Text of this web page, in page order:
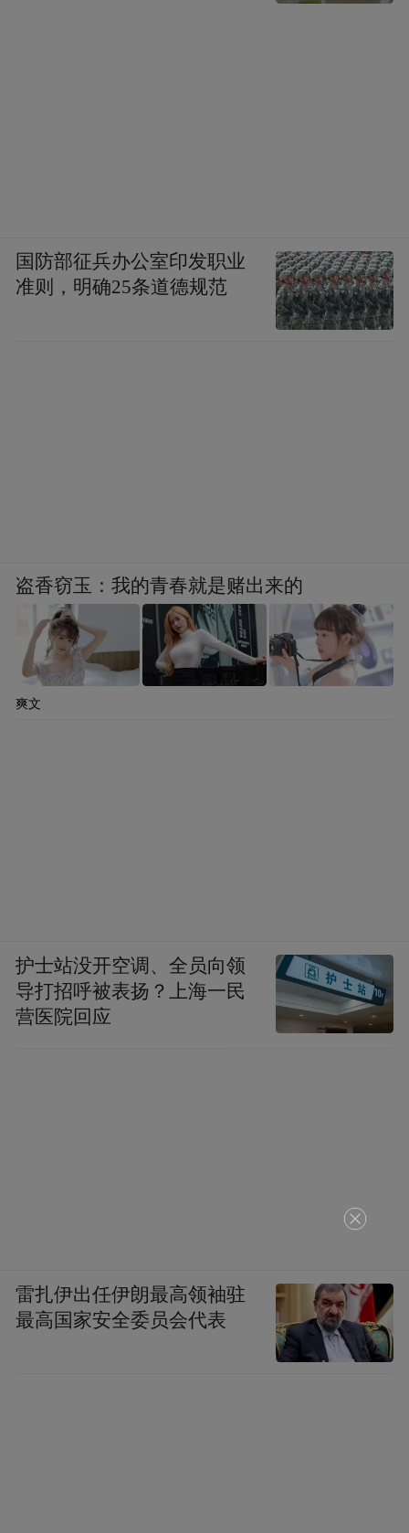
国防部征兵办公室印发职业
准则，明确25条道德规范
盗香窃玉：我的青春就是赌出来的
爽文
护士站没开空调、全员向领
导打招呼被表扬？上海一民
营医院回应
雷扎伊出任伊朗最高领袖驻
最高国家安全委员会代表